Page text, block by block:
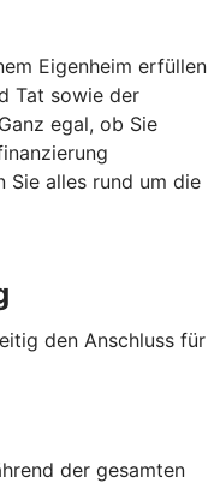
Eigenheim erfüllen
Tat sowie der
egal, ob Sie
Sie alles rund um die
den Anschluss für
der gesamten